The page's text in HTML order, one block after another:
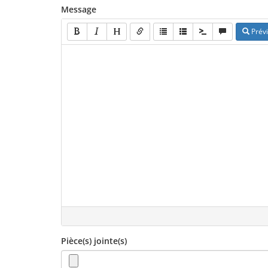
Message
Pièce(s) jointe(s)